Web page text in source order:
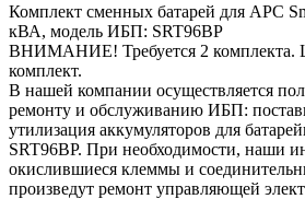
Комплект сменных батарей для APC
кВА, модель ИБП: SRT96BP
ВНИМАНИЕ! Требуется 2 комплекта.
комплект.
В нашей компании осуществляется
ремонту и обслуживанию ИБП:
утилизация аккумуляторов для
SRT96BP. При необходимости, наши
окислившиеся клеммы и
произведут ремонт управляющей